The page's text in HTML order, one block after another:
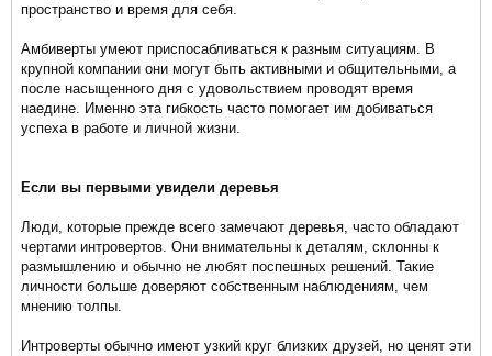
пространство и время для себя.
Амбиверты умеют приспосабливаться к разным ситуациям. В
крупной компании они могут быть активными и общительными, а
после насыщенного дня с удовольствием проводят время
наедине. Именно эта гибкость часто помогает им добиваться
успеха в работе и личной жизни.
Если вы первыми увидели деревья
Люди, которые прежде всего замечают деревья, часто обладают
чертами интровертов. Они внимательны к деталям, склонны к
размышлению и обычно не любят поспешных решений. Такие
личности больше доверяют собственным наблюдениям, чем
мнению толпы.
Интроверты обычно имеют узкий круг близких друзей, но ценят эти